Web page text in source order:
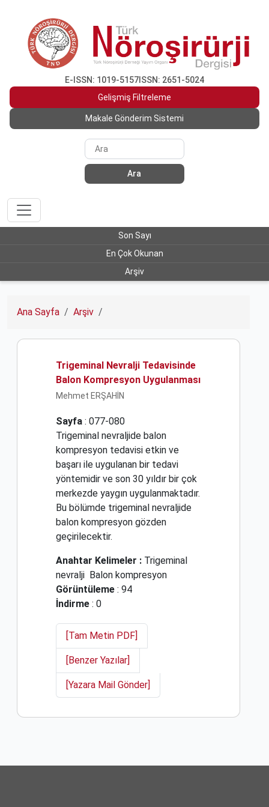
E-ISSN: 1019-5157 ISSN: 2651-5024
Gelişmiş Filtreleme
Makale Gönderim Sistemi
Ara
Son Sayı
En Çok Okunan
Arşiv
Ana Sayfa Arşiv
Trigeminal Nevralji Tedavisinde
Balon Kompresyon Uygulanması
Mehmet ERŞAHİN
Sayfa : 077-080
Trigeminal nevraljide balon
kompresyon tedavisi etkin ve
başarı ile uygulanan bir tedavi
yöntemidir ve son 30 yıldır bir çok
merkezde yaygın uygulanmaktadır.
Bu bölümde trigeminal nevraljide
balon kompresyon gözden
geçirilecektir.
Anahtar Kelimeler : Trigeminal
nevralji Balon kompresyon
Görüntüleme : 94
İndirme : 0
[Tam Metin PDF]
[Benzer Yazılar]
[Yazara Mail Gönder]